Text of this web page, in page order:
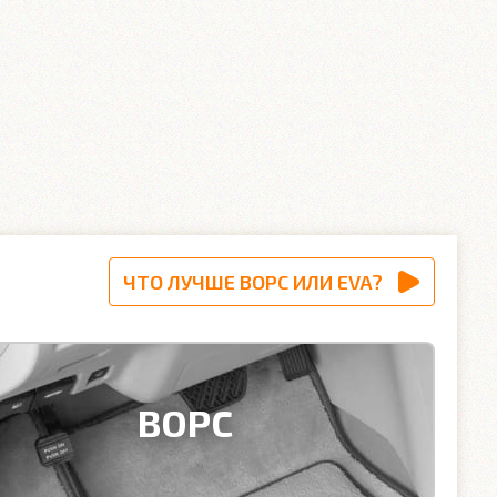
ЧТО ЛУЧШЕ ВОРС ИЛИ EVA?
ВОРС